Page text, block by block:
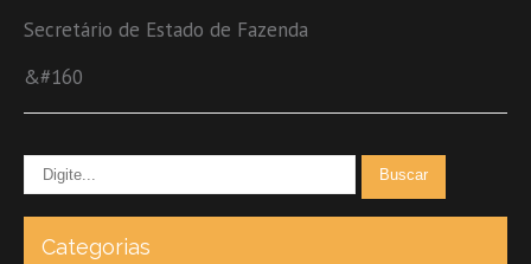
Secretário de Estado de Fazenda
&#160
Categorias